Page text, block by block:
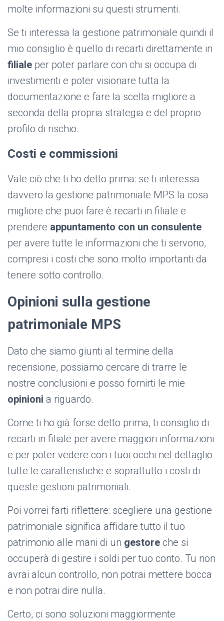
molte informazioni su questi strumenti.
Se ti interessa la gestione patrimoniale quindi il
mio consiglio è quello di recarti direttamente in
filiale per poter parlare con chi si occupa di
investimenti e poter visionare tutta la
documentazione e fare la scelta migliore a
seconda della propria strategia e del proprio
profilo di rischio.
Costi e commissioni
Vale ciò che ti ho detto prima: se ti interessa
davvero la gestione patrimoniale MPS la cosa
migliore che puoi fare è recarti in filiale e
prendere appuntamento con un consulente
per avere tutte le informazioni che ti servono,
compresi i costi che sono molto importanti da
tenere sotto controllo.
Opinioni sulla gestione
patrimoniale MPS
Dato che siamo giunti al termine della
recensione, possiamo cercare di trarre le
nostre conclusioni e posso fornirti le mie
opinioni a riguardo.
Come ti ho già forse detto prima, ti consiglio di
recarti in filiale per avere maggiori informazioni
e per poter vedere con i tuoi occhi nel dettaglio
tutte le caratteristiche e soprattutto i costi di
queste gestioni patrimoniali.
Poi vorrei farti riflettere: scegliere una gestione
patrimoniale significa affidare tutto il tuo
patrimonio alle mani di un gestore che si
occuperà di gestire i soldi per tuo conto. Tu non
avrai alcun controllo, non potrai mettere bocca
e non potrai dire nulla.
Certo, ci sono soluzioni maggiormente